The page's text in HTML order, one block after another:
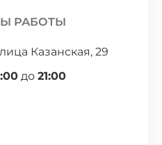
РАБОТЫ
Казанская, 29
до 21:00